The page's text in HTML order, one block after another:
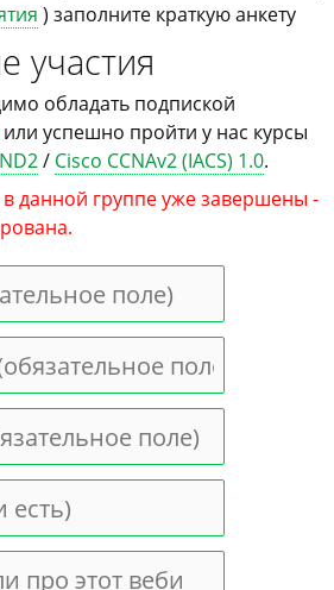
) заполните краткую анкету
участия
обладать подпиской
или успешно пройти у нас курсы
/ Cisco CCNAv2 (IACS) 1.0.
данной группе уже завершены -